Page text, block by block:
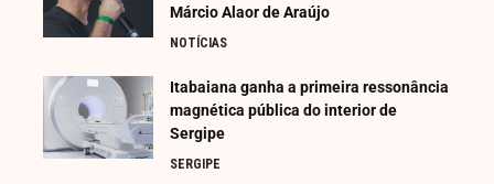
Márcio Alaor de Araújo
NOTÍCIAS
Itabaiana ganha a primeira ressonância
magnética pública do interior de
Sergipe
SERGIPE